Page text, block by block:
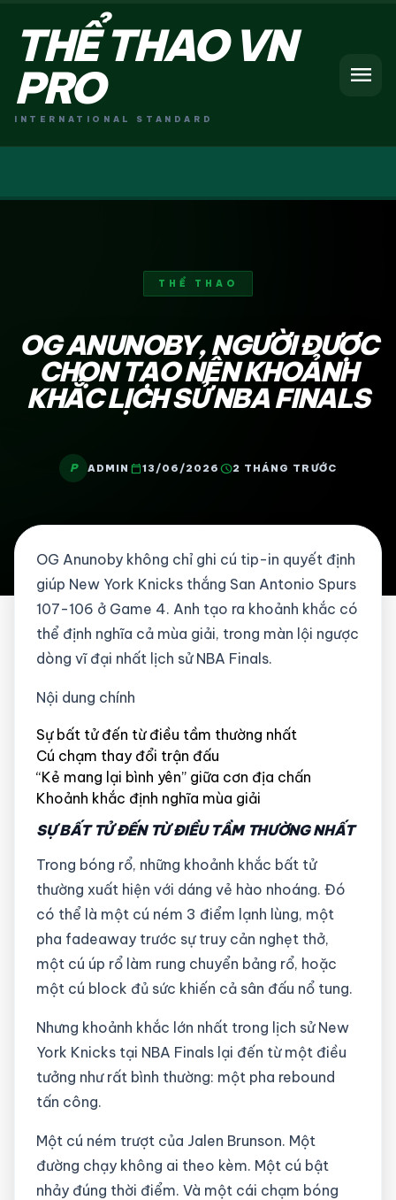
THỂ THAO VN
PRO
INTERNATIONAL STANDARD
menu
THỂ THAO
OG ANUNOBY, NGƯỜI ĐƯỢC
CHỌN TẠO NÊN KHOẢNH
KHẮC LỊCH SỬ NBA FINALS
P ADMIN calendar_today13/06/2026 schedule2 THÁNG TRƯỚC
OG Anunoby không chỉ ghi cú tip-in quyết định
giúp New York Knicks thắng San Antonio Spurs
107-106 ở Game 4. Anh tạo ra khoảnh khắc có
thể định nghĩa cả mùa giải, trong màn lội ngược
dòng vĩ đại nhất lịch sử NBA Finals.
Nội dung chính
Sự bất tử đến từ điều tầm thường nhất
Cú chạm thay đổi trận đấu
“Kẻ mang lại bình yên” giữa cơn địa chấn
Khoảnh khắc định nghĩa mùa giải
SỰ BẤT TỬ ĐẾN TỪ ĐIỀU TẦM THƯỜNG NHẤT
Trong bóng rổ, những khoảnh khắc bất tử
thường xuất hiện với dáng vẻ hào nhoáng. Đó
có thể là một cú ném 3 điểm lạnh lùng, một
pha fadeaway trước sự truy cản nghẹt thở,
một cú úp rổ làm rung chuyển bảng rổ, hoặc
một cú block đủ sức khiến cả sân đấu nổ tung.
Nhưng khoảnh khắc lớn nhất trong lịch sử New
York Knicks tại NBA Finals lại đến từ một điều
tưởng như rất bình thường: một pha rebound
tấn công.
Một cú ném trượt của Jalen Brunson. Một
đường chạy không ai theo kèm. Một cú bật
nhảy đúng thời điểm. Và một cái chạm bóng